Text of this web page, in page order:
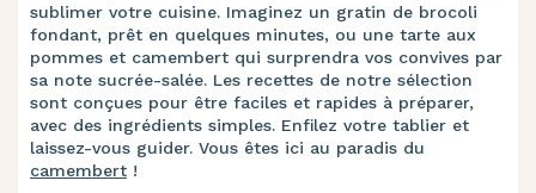
sublimer votre cuisine. Imaginez un gratin de brocoli
fondant, prêt en quelques minutes, ou une tarte aux
pommes et camembert qui surprendra vos convives par
sa note sucrée-salée. Les recettes de notre sélection
sont conçues pour être faciles et rapides à préparer,
avec des ingrédients simples. Enfilez votre tablier et
laissez-vous guider. Vous êtes ici au paradis du
camembert !